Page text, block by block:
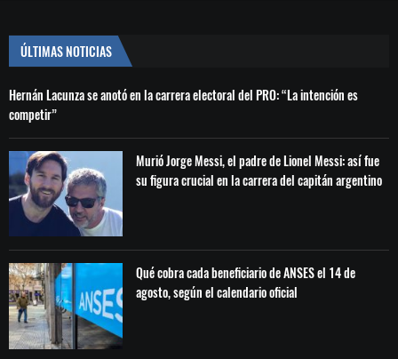
ÚLTIMAS NOTICIAS
Hernán Lacunza se anotó en la carrera electoral del PRO: “La intención es
competir”
Murió Jorge Messi, el padre de Lionel Messi: así fue
su figura crucial en la carrera del capitán argentino
Qué cobra cada beneficiario de ANSES el 14 de
agosto, según el calendario oficial